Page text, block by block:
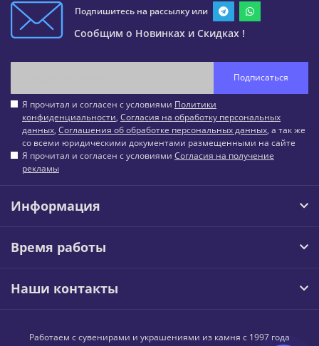
Подпишитесь на рассылку или
Сообщим о Новинках и Скидках !
Подписаться
Я прочитал и согласен с условиями Политики
конфиденциальности, Согласия на обработку персональных
данных, Соглашения об обработке персональных данных, а так же
со всеми юридическими документами размещенными на сайте
Я прочитал и согласен с условиями Согласия на получение
рекламы
Информация
Время работы
Наши контакты
Работаем с сувенирами и украшениями из камня с 1997 года